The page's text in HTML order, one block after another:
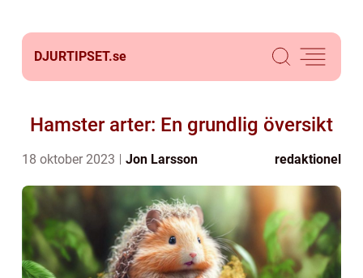
DJURTIPSET.se
Hamster arter: En grundlig översikt
18 oktober 2023 Jon Larsson redaktionel